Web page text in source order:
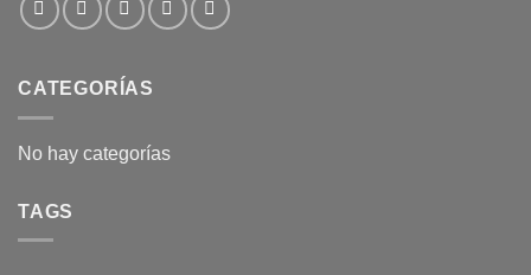
CATEGORÍAS
No hay categorías
TAGS